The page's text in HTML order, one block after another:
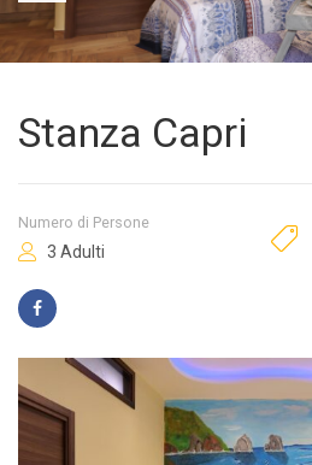
Stanza Capri
Numero di Persone
3 Adulti